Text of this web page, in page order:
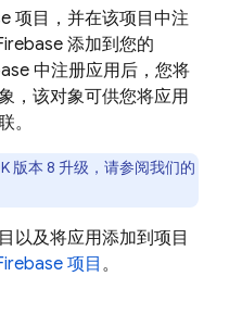
项目，并在该项目中注
添加到您的
中注册应用后，您将
，该对象可供您将应用
。
版本 8 升级，请参阅我们的
以及将应用添加到项目
项目 。